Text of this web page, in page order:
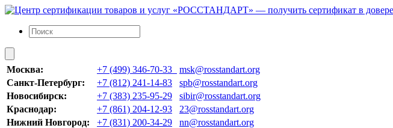
Москва: +7 (499) 346-70-33
msk@rosstandart.org
Санкт-Петербург:
+7 (812) 241-14-83
spb@rosstandart.org
Новосибирск:
+7 (383) 235-95-29
sibir@rosstandart.org
Краснодар:
+7 (861) 204-12-93
23@rosstandart.org
Нижний Новгород:
+7 (831) 200-34-29 nn@rosstandart.org